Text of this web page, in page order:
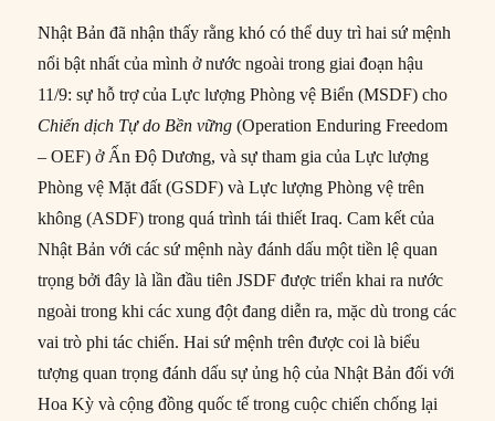
Nhật Bản đã nhận thấy rằng khó có thể duy trì hai sứ mệnh
nổi bật nhất của mình ở nước ngoài trong giai đoạn hậu
11/9: sự hỗ trợ của Lực lượng Phòng vệ Biển (MSDF) cho
Chiến dịch Tự do Bền vững (Operation Enduring Freedom
– OEF) ở Ấn Độ Dương, và sự tham gia của Lực lượng
Phòng vệ Mặt đất (GSDF) và Lực lượng Phòng vệ trên
không (ASDF) trong quá trình tái thiết Iraq. Cam kết của
Nhật Bản với các sứ mệnh này đánh dấu một tiền lệ quan
trọng bởi đây là lần đầu tiên JSDF được triển khai ra nước
ngoài trong khi các xung đột đang diễn ra, mặc dù trong các
vai trò phi tác chiến. Hai sứ mệnh trên được coi là biểu
tượng quan trọng đánh dấu sự ủng hộ của Nhật Bản đối với
Hoa Kỳ và cộng đồng quốc tế trong cuộc chiến chống lại